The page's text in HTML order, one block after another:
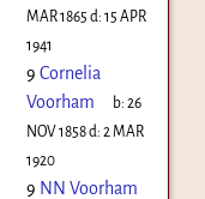
MAR 1865 d: 15 APR
1941
9 Cornelia
Voorham
b:26
NOV 1858d: 2 MAR
1920
9 NN Voorham